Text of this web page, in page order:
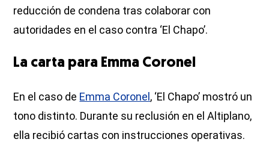
reducción de condena tras colaborar con
autoridades en el caso contra ‘El Chapo’.
La carta para Emma Coronel
En el caso de Emma Coronel, ‘El Chapo’ mostró un
tono distinto. Durante su reclusión en el Altiplano,
ella recibió cartas con instrucciones operativas.